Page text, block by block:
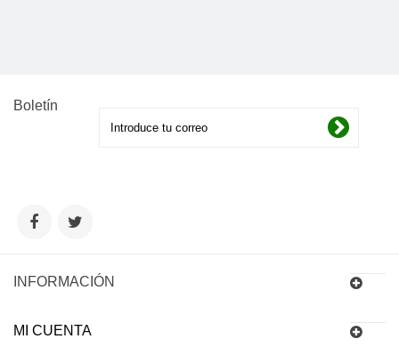
Boletín
INFORMACIÓN
MI CUENTA